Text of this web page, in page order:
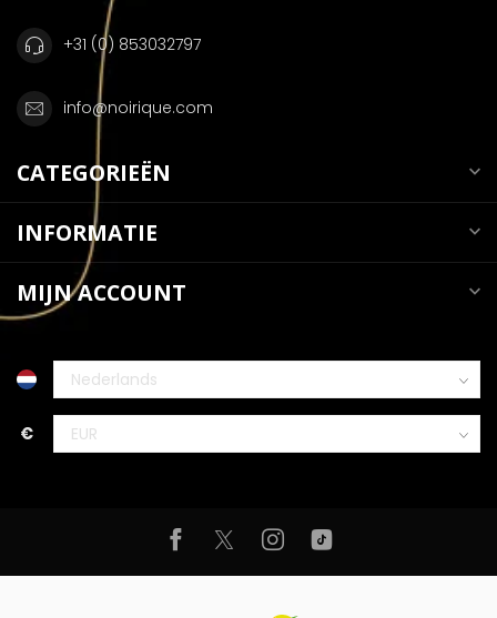
+31 (0) 853032797
info@noirique.com
CATEGORIEËN
INFORMATIE
MIJN ACCOUNT
€